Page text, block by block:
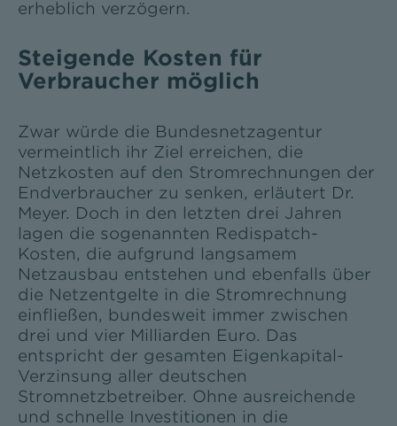
erheblich verzögern.
Steigende Kosten für
Verbraucher möglich
Zwar würde die Bundesnetzagentur
vermeintlich ihr Ziel erreichen, die
Netzkosten auf den Stromrechnungen der
Endverbraucher zu senken, erläutert Dr.
Meyer. Doch in den letzten drei Jahren
lagen die sogenannten Redispatch-
Kosten, die aufgrund langsamem
Netzausbau entstehen und ebenfalls über
die Netzentgelte in die Stromrechnung
einfließen, bundesweit immer zwischen
drei und vier Milliarden Euro. Das
entspricht der gesamten Eigenkapital-
Verzinsung aller deutschen
Stromnetzbetreiber. Ohne ausreichende
und schnelle Investitionen in die